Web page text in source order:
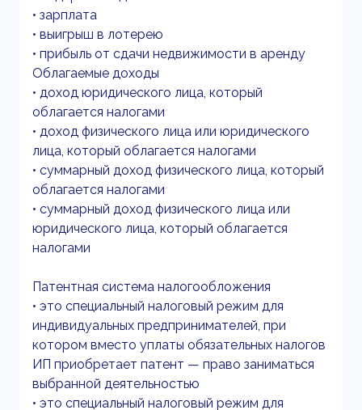
• зарплата
• выигрыш в лотерею
• прибыль от сдачи недвижимости в аренду
Облагаемые доходы
• доход юридического лица, который
облагается налогами
• доход физического лица или юридического
лица, который облагается налогами
• суммарный доход физического лица, который
облагается налогами
• суммарный доход физического лица или
юридического лица, который облагается
налогами
Патентная система налогообложения
• это специальный налоговый режим для
индивидуальных предпринимателей, при
котором вместо уплаты обязательных налогов
ИП приобретает патент — право заниматься
выбранной деятельностью
• это специальный налоговый режим для